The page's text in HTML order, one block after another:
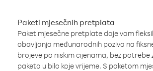
Paketi mjesečnih pretplata
Paket mjesečne pretplate daje vam
obavljanja međunarodnih poziva na
brojeve po niskim cijenama, bez potrebe
paketa u bilo koje vrijeme. S paketom